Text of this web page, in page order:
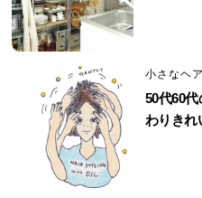
小さなヘ
50代60
わりきれ